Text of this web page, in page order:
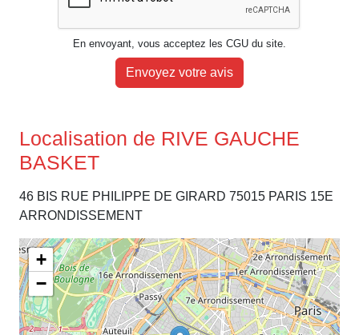
En envoyant, vous acceptez les CGU du site.
Envoyez votre avis
Localisation de RIVE GAUCHE
BASKET
46 BIS RUE PHILIPPE DE GIRARD 75015 PARIS 15E
ARRONDISSEMENT
+
−